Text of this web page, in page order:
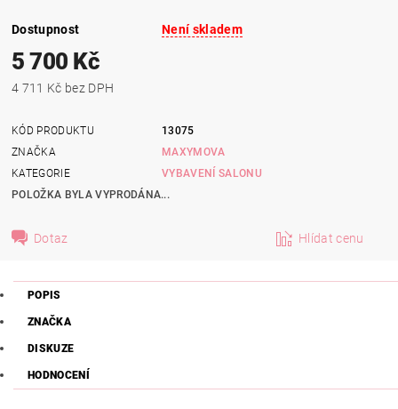
Dostupnost Není skladem
5 700 Kč
4 711 Kč bez DPH
KÓD PRODUKTU
13075
ZNAČKA
MAXYMOVA
KATEGORIE
VYBAVENÍ SALONU
POLOŽKA BYLA VYPRODÁNA...
Dotaz Hlídat cenu
POPIS
ZNAČKA
DISKUZE
HODNOCENÍ